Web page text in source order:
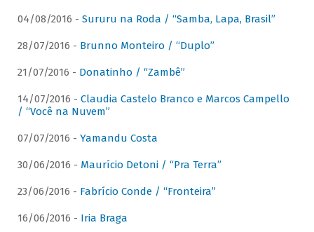
04/08/2016 - Sururu na Roda / “Samba, Lapa, Brasil”
28/07/2016 - Brunno Monteiro / “Duplo”
21/07/2016 - Donatinho / “Zambê”
14/07/2016 - Claudia Castelo Branco e Marcos Campello
/ “Você na Nuvem”
07/07/2016 - Yamandu Costa
30/06/2016 - Maurício Detoni / “Pra Terra”
23/06/2016 - Fabrício Conde / “Fronteira”
16/06/2016 - Iria Braga